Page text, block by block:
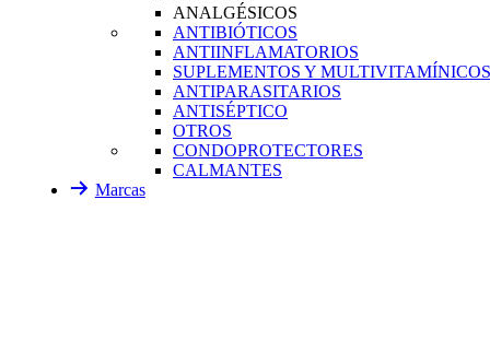
ANALGÉSICOS
ANTIBIÓTICOS
ANTIINFLAMATORIOS
SUPLEMENTOS Y MULTIVITAMÍNICOS
ANTIPARASITARIOS
ANTISÉPTICO
OTROS
CONDOPROTECTORES
CALMANTES
Marcas